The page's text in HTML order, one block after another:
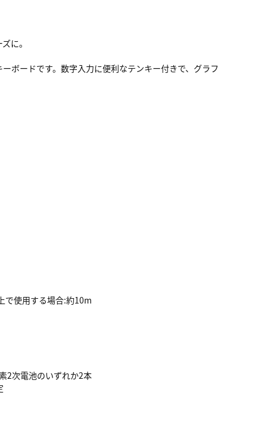
に。
ードです。数字入力に便利なテンキー付きで、グラフ
で使用する場合:約10m
2次電池のいずれか2本